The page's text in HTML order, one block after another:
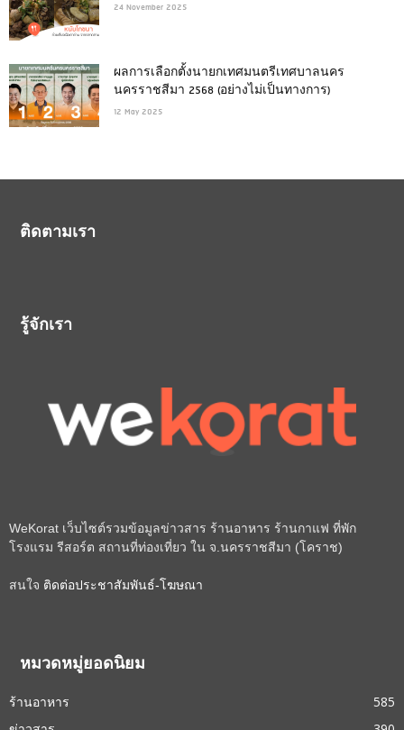
24 November 2025
ผลการเลือกตั้งนายกเทศมนตรีเทศบาลนคร
นครราชสีมา 2568 (อย่างไม่เป็นทางการ)
12 May 2025
ติดตามเรา
รู้จักเรา
WeKorat เว็บไซต์รวมข้อมูลข่าวสาร ร้านอาหาร ร้านกาแฟ ที่พัก
โรงแรม รีสอร์ต สถานที่ท่องเที่ยว ใน จ.นครราชสีมา (โคราช)
สนใจ ติดต่อประชาสัมพันธ์-โฆษณา
หมวดหมู่ยอดนิยม
ร้านอาหาร
585